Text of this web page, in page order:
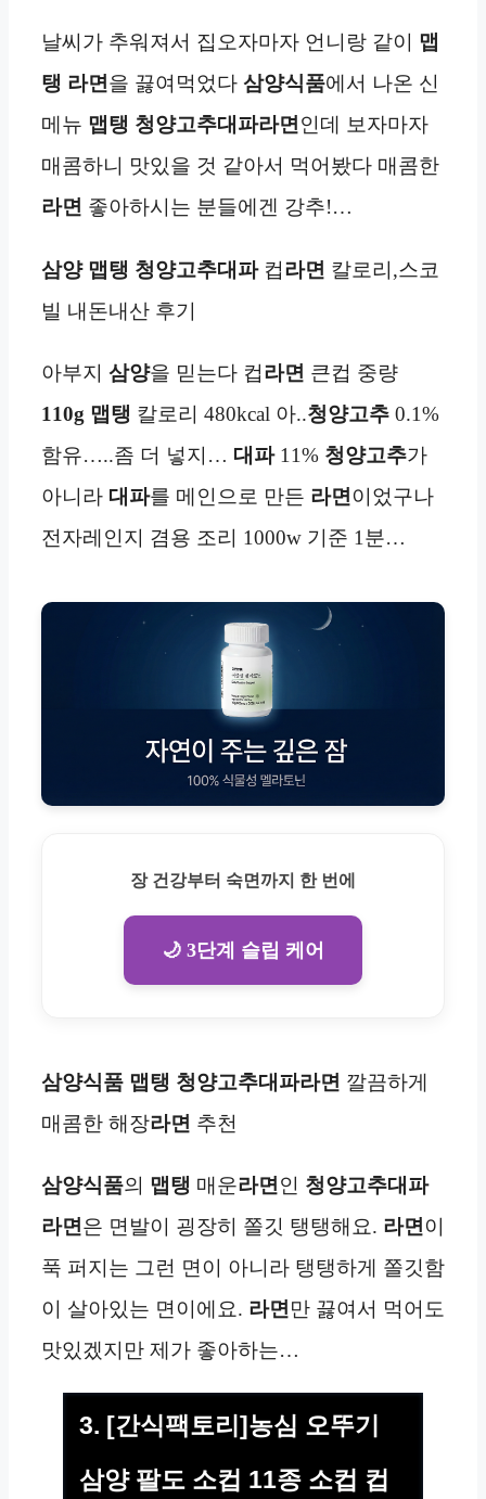
날씨가 추워져서 집오자마자 언니랑 같이 맵
탱 라면을 끓여먹었다 삼양식품에서 나온 신
메뉴 맵탱 청양고추대파라면인데 보자마자
매콤하니 맛있을 것 같아서 먹어봤다 매콤한
라면 좋아하시는 분들에겐 강추!…
삼양 맵탱 청양고추대파컵라면 칼로리,스코
빌 내돈내산 후기
아부지 삼양을 믿는다 컵라면 큰컵 중량
110g 맵탱 칼로리 480kcal 아..청양고추 0.1%
함유…..좀 더 넣지… 대파11% 청양고추가
아니라 대파를 메인으로 만든 라면 이었구나
전자레인지 겸용 조리 1000w 기준 1분…
장 건강부터 숙면까지 한 번에
🌙 3단계 슬립 케어
삼양식품 맵탱 청양고추대파라면 깔끔하게
매콤한 해장라면 추천
삼양식품의 맵탱 매운라면 인 청양고추대파
라면 은 면발이 굉장히 쫄깃 탱탱해요. 라면 이
푹 퍼지는 그런 면이 아니라 탱탱하게 쫄깃함
이 살아있는 면이에요. 라면 만 끓여서 먹어도
맛있겠지만 제가 좋아하는…
3. [간식팩토리]농심 오뚜기
삼양 팔도 소컵 11종 소컵 컵